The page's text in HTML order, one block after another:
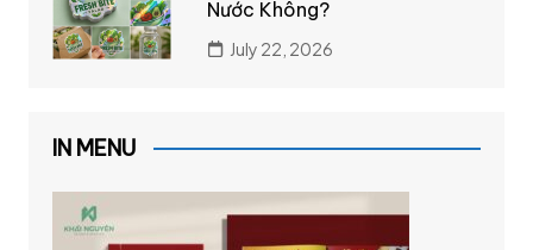
Nước Không?
July 22, 2026
IN MENU